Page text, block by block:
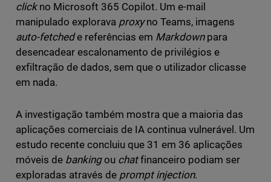
clickno Microsoft 365 Copilot. Um e-mail
manipulado explorava proxyno Teams, imagens
auto-fetchede referências em Markdownpara
desencadear escalonamento de privilégios e
exfiltração de dados, sem que o utilizador clicasse
em nada.
A investigação também mostra que a maioria das
aplicações comerciais de IA continua vulnerável. Um
estudo recente concluiu que 31 em 36 aplicações
móveis de bankingou chatfinanceiro podiam ser
exploradas através de prompt injection.